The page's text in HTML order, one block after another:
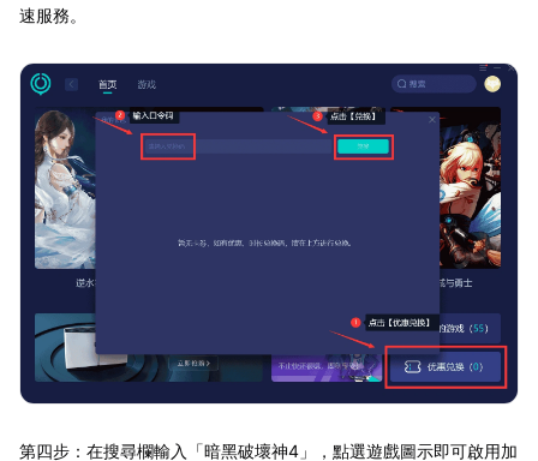
速服務。
第四步：在搜尋欄輸入「暗黑破壞神4」，點選遊戲圖示即可啟用加